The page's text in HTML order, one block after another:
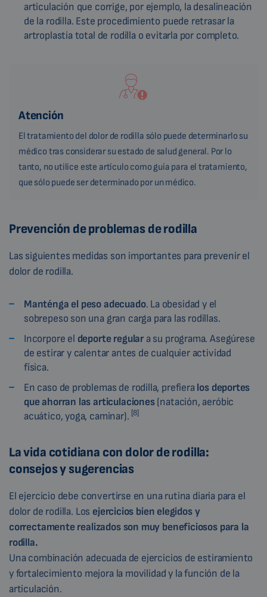
articulación que corrige, por ejemplo, la desalineación
de la rodilla. Este procedimiento puede retrasar la
artroplastia total de rodilla o evitarla por completo.
Atención
El tratamiento del dolor de rodilla sólo puede determinarlo su
médico tras considerar su estado de salud general. Por lo
tanto, no utilice este artículo como guía para el tratamiento,
que sólo puede ser determinado por un médico.
Prevención de problemas de rodilla
Las siguientes medidas son importantes para prevenir el
dolor de rodilla.
Manténga el peso adecuado. La obesidad y el
sobrepeso son una gran carga para las rodillas.
Incorpore el deporte regulara su programa. Asegúrese
de estirar y calentar antes de cualquier actividad
física.
En caso de problemas de rodilla, prefieralos deportes
que ahorran las articulaciones(natación, aeróbic
acuático, yoga, caminar). [8]
La vida cotidiana con dolor de rodilla:
consejos y sugerencias
El ejercicio debe convertirse en una rutina diaria para el
dolor de rodilla. Los ejercicios bien elegidos y
correctamente realizados son muy beneficiosos para la
rodilla.
Una combinación adecuada de ejercicios de estiramiento
y fortalecimiento mejora la movilidad y la función de la
articulación.